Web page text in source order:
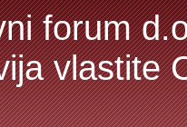
forum
vlastite